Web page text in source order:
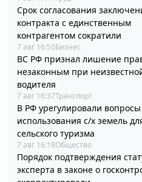
Срок согласования
контракта с единственным
контрагентом сократили
7 авг 16:55Бизнес
ВС РФ признал лишение
незаконным при
водителя
7 авг 16:37Транспорт
В РФ урегулировали вопросы
использования с/х земель
сельского туризма
7 авг 16:18Общество
Порядок подтверждения
эксперта в законе о